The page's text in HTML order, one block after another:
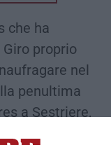
che ha
proprio
nel
penultima
a Sestriere,